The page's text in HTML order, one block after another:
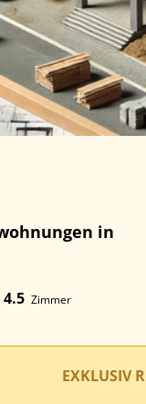
in
4.5 Zimmer
EXKLUSIV